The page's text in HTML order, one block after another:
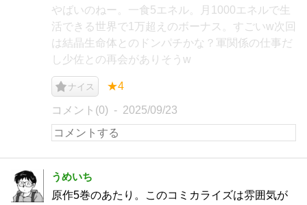
やばいのねー。一食5エネル。月1000エネルで生
活できる世界で1万超えのボーナス。すごいw次回
は結晶生命体とのドンパチかな？軍関係の仕事だ
し少佐との再会がありそうw
ナイス ★4
コメント(0) 2025/09/23
うめいち
原作5巻のあたり。このコミカライズは雰囲気が